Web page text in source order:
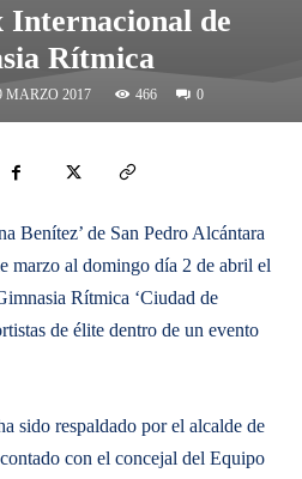
de
Rítmica
MARZO 2017 466 0
Benítez’ de San Pedro Alcántara
marzo al domingo día 2 de abril el
Rítmica ‘Ciudad de
de élite dentro de un evento
sido respaldado por el alcalde de
con el concejal del Equipo